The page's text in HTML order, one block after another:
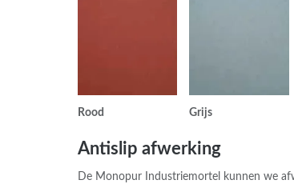
Rood Grijs
Antislip afwerking
De Monopur Industriemortel kunnen we